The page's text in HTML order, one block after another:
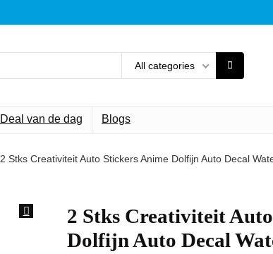
All categories
Deal van de dag Blogs
2 Stks Creativiteit Auto Stickers Anime Dolfijn Auto Decal
2 Stks Creativiteit
Dolfijn Auto Decal